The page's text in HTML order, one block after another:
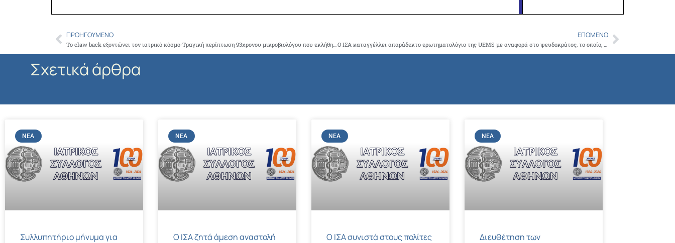
Prev
ΠΡΟΗΓΟΎΜΕΝΟ ΕΠΌΜΕΝΟNext
Σχετικά άρθρα
ΝΈΑ
Συλλυπητήριο μήνυμα για
ΝΈΑ
Ο ΙΣΑ ζητά άμεση αναστολή
ΝΈΑ
Ο ΙΣΑ συνιστά στους πολίτες
ΝΈΑ
Διευθέτηση των